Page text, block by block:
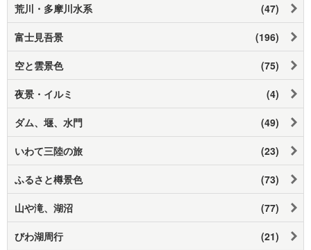
荒川・多摩川水系 (47)
富士見吾景 (196)
空と雲景色 (75)
夜景・イルミ (4)
ダム、堰、水門 (49)
いわて三陸の旅 (23)
ふるさと樽景色 (73)
山や滝、湖沼 (77)
びわ湖周行 (21)